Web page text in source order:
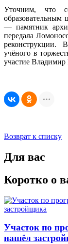
Уточним, что
образовательным
— памятник
передала
реконструкции.
учёного в
участие
Возврат к списку
Для вас
Коротко о
Участок по
нашёл